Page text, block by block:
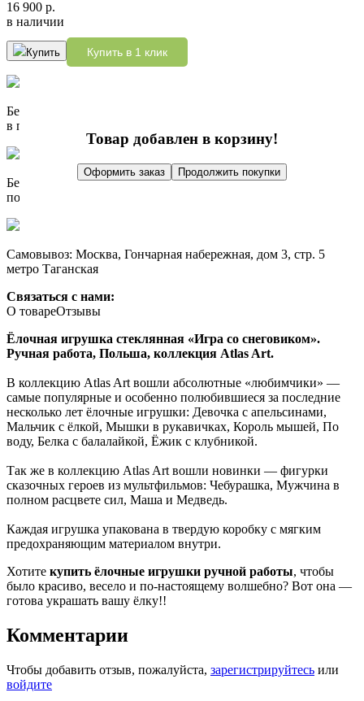
16 900 р.
в наличии
Купить Купить в 1 клик
Бесплатно доставим при заказе от 10 000 р.
в пределах МКАД
Бесплатно доставим при заказе от 10 000 р.
по России до пункта выдачи СДЭК
Самовывоз: Москва, Гончарная набережная, дом 3, стр. 5
метро Таганская
Связаться с нами:
О товареОтзывы
Ёлочная игрушка стеклянная «Игра со снеговиком».
Ручная работа, Польша, коллекция Atlas Art.
В коллекцию Atlas Art вошли абсолютные «любимчики» —
самые популярные и особенно полюбившиеся за последние
несколько лет ёлочные игрушки: Девочка с апельсинами,
Мальчик с ёлкой, Мышки в рукавичках, Король мышей, По
воду, Белка с балалайкой, Ёжик с клубникой.
Так же в коллекцию Atlas Art вошли новинки — фигурки
сказочных героев из мультфильмов: Чебурашка, Мужчина в
полном расцвете сил, Маша и Медведь.
Каждая игрушка упакована в твердую коробку с мягким
предохраняющим материалом внутри.
Хотите купить ёлочные игрушки ручной работы, чтобы
было красиво, весело и по-настоящему волшебно? Вот она —
готова украшать вашу ёлку!!
Комментарии
Чтобы добавить отзыв, пожалуйста, зарегистрируйтесь или
войдите
Товар добавлен в корзину!
Оформить заказ Продолжить покупки